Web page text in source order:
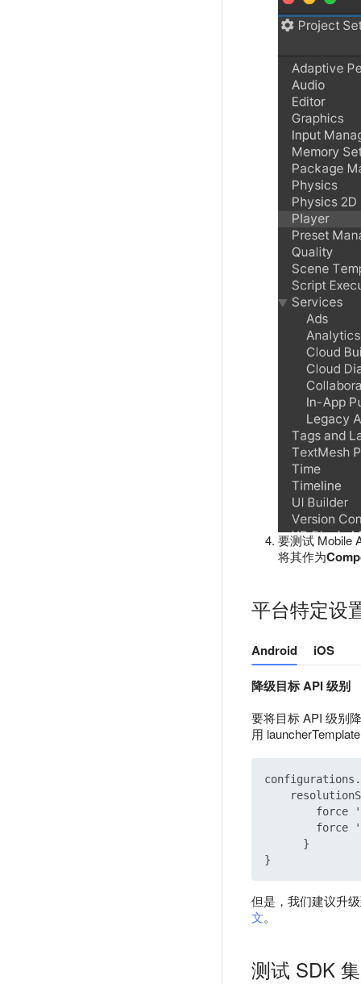
要测试 Mobile
将其作为
平台特定设
Android
iOS
降级目标 API 级别
要将目标 API 级别
用
force
force
      }
但是，我们建议升
文。
测试 SDK